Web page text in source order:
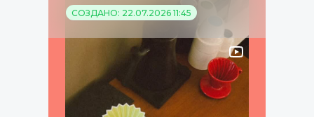
СОЗДАНО: 22.07.2026 11:45